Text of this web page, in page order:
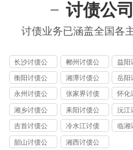
讨债公
讨债业务已涵盖全国各
长沙讨债公
司
郴州讨债公
司
益阳
司
衡阳讨债公
司
湘潭讨债公
司
岳阳
司
永州讨债公
司
张家界讨债
公司
怀化
司
湘乡讨债公
司
耒阳讨债公
司
沅江
司
吉首讨债公
司
冷水江讨债
公司
临湘
韶山讨债公
湘西讨债公